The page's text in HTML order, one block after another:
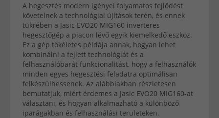
A hegesztés modern igényei folyamatos fejlődést
követelnek a technológiai újítások terén, és ennek
tükrében a Jasic EVO20 MIG160 inverteres
hegesztőgép a piacon lévő egyik kiemelkedő eszköz.
Ez a gép tökéletes példája annak, hogyan lehet
kombinálni a fejlett technológiát és a
felhasználóbarát funkcionalitást, hogy a felhasználók
minden egyes hegesztési feladatra optimálisan
felkészülhessenek. Az alábbiakban részletesen
bemutatjuk, miért érdemes a Jasic EVO20 MIG160-at
választani, és hogyan alkalmazható a különböző
iparágakban és felhasználási területeken.